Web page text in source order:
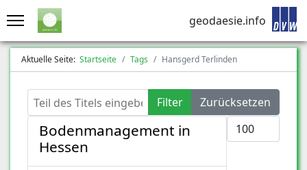
geodaesie.info
Aktuelle Seite: Startseite Tags Hansgerd Terlinden
Teil des Titels eingeben Filter
Zurücksetzen
Anzeige #
Bodenmanagement in
Hessen